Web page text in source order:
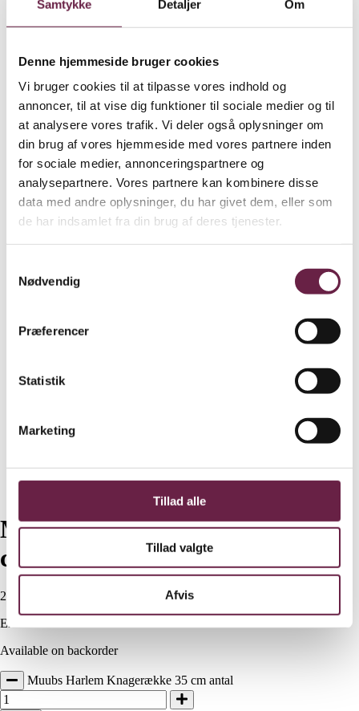
Samtykke Detaljer Om
Denne hjemmeside bruger cookies
Vi bruger cookies til at tilpasse vores indhold og
annoncer, til at vise dig funktioner til sociale medier og til
at analysere vores trafik. Vi deler også oplysninger om
din brug af vores hjemmeside med vores partnere inden
for sociale medier, annonceringspartnere og
analysepartnere. Vores partnere kan kombinere disse
data med andre oplysninger, du har givet dem, eller som
de har indsamlet fra din brug af deres tjenester.
Nødvendig
Præferencer
Statistik
Marketing
Tillad alle
Tillad valgte
Afvis
Muubs Harlem Knagerække 35
cm
200,00
Ekskl. moms
Available on backorder
Muubs Harlem Knagerække 35 cm antal